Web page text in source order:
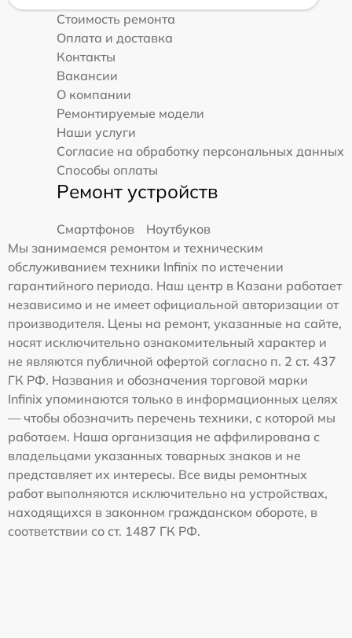
Стоимость ремонта
Оплата и доставка
Контакты
Вакансии
О компании
Ремонтируемые модели
Наши услуги
Согласие на обработку персональных данных
Способы оплаты
Ремонт устройств
Смартфонов
Ноутбуков
Мы занимаемся ремонтом и техническим
обслуживанием техники Infinix по истечении
гарантийного периода. Наш центр в Казани работает
независимо и не имеет официальной авторизации от
производителя. Цены на ремонт, указанные на сайте,
носят исключительно ознакомительный характер и
не являются публичной офертой согласно п. 2 ст. 437
ГК РФ. Названия и обозначения торговой марки
Infinix упоминаются только в информационных целях
— чтобы обозначить перечень техники, с которой мы
работаем. Наша организация не аффилирована с
владельцами указанных товарных знаков и не
представляет их интересы. Все виды ремонтных
работ выполняются исключительно на устройствах,
находящихся в законном гражданском обороте, в
соответствии со ст. 1487 ГК РФ.